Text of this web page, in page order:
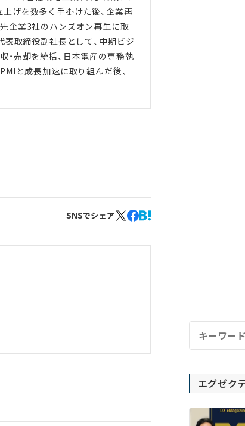
げを数多く手掛けた後、企業再
企業3社のハンズオン再生に取
表取締役副社長として、中期ビジ
・売却を統括、日本電産の専務執
と成長加速に取り組んだ後、
SNSでシェア
エグゼク